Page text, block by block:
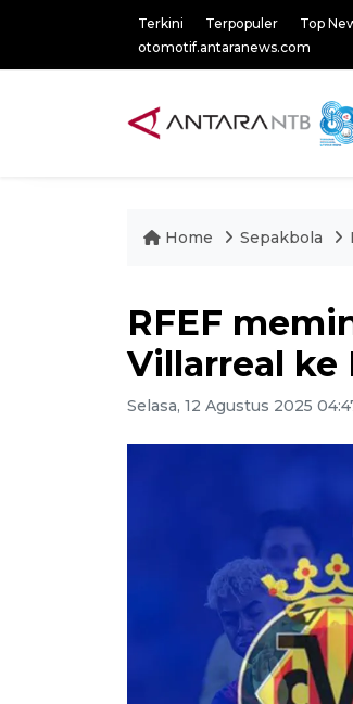
Terkini Terpopuler Top
otomotif.antaranews.com
Home Sepakbola
RFEF
Villarreal ke
Selasa, 12 Agustus 2025